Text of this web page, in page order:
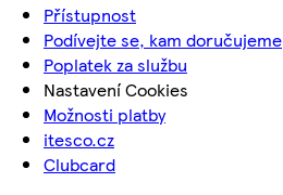
Přístupnost
Podívejte se, kam doručujeme
Poplatek za službu
Nastavení Cookies
Možnosti platby
itesco.cz
Clubcard